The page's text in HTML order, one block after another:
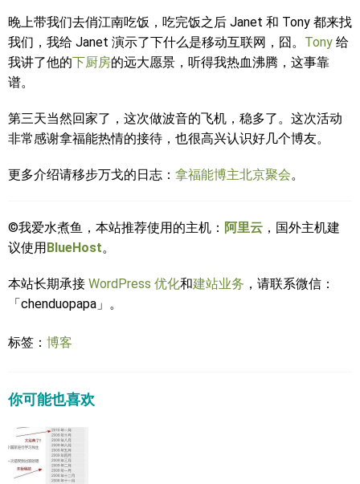
晚上带我们去俏江南吃饭，吃完饭之后 Janet 和 Tony 都来找
我们，我给 Janet 演示了下什么是移动互联网，囧。 Tony 给
我讲了他的下厨房的远大愿景，听得我热血沸腾，这事靠
谱。
第三天当然回家了，这次做波音的飞机，稳多了。这次活动
非常感谢拿福能热情的接待，也很高兴认识好几个博友。
更多介绍请移步万戈的日志： 拿福能博主北京聚会。
©我爱水煮鱼，本站推荐使用的主机： 阿里云 ，国外主机建
议使用BlueHost。
本站长期承接 WordPress 优化和建站业务 ，请联系微信：
「chenduopapa」。
标签： 博客
你可能也喜欢